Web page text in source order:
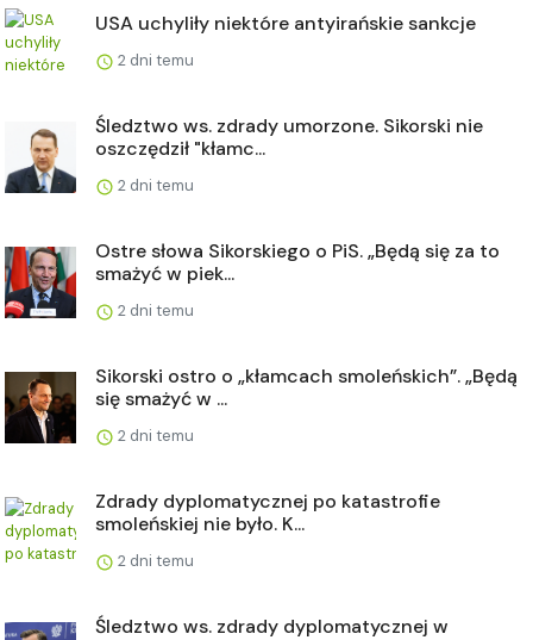
USA uchyliły niektóre antyirańskie sankcje
2 dni temu
Śledztwo ws. zdrady umorzone. Sikorski nie
oszczędził "kłamc...
2 dni temu
Ostre słowa Sikorskiego o PiS. „Będą się za to
smażyć w piek...
2 dni temu
Sikorski ostro o „kłamcach smoleńskich”. „Będą
się smażyć w ...
2 dni temu
Zdrady dyplomatycznej po katastrofie
smoleńskiej nie było. K...
2 dni temu
Śledztwo ws. zdrady dyplomatycznej w